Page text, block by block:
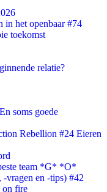
in het openbaar #74
toekomst
relatie?
soms goede
Rebellion #24 Eieren
team *G* *O*
vragen en -tips) #42
on fire